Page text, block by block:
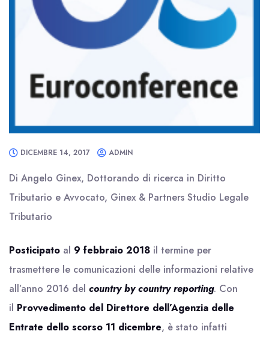
DICEMBRE 14, 2017 ADMIN
Di Angelo Ginex, Dottorando di ricerca in Diritto
Tributario e Avvocato, Ginex & Partners Studio Legale
Tributario
Posticipato al 9 febbraio 2018 il termine per
trasmettere le comunicazioni delle informazioni relative
all’anno 2016 del country by country reporting. Con
il Provvedimento del Direttore dell’Agenzia delle
Entrate dello scorso 11 dicembre, è stato infatti